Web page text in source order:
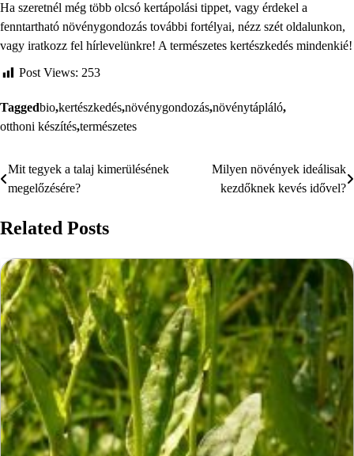
Ha szeretnél még több olcsó kertápolási tippet, vagy érdekel a
fenntartható növénygondozás további fortélyai, nézz szét oldalunkon,
vagy iratkozz fel hírlevelünkre! A természetes kertészkedés mindenkié!
Post Views: 253
Taggedbio,kertészkedés,növénygondozás,növénytápláló,
otthoni készítés,természetes
Bejegyzés
Mit tegyek a talaj kimerülésének
megelőzésére?
Milyen növények ideálisak
kezdőknek kevés idővel?
Related Posts